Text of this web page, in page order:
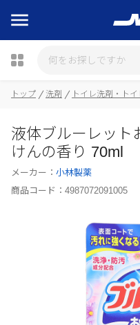
トップ 洗剤 トイレ洗剤・ト
液体ブルーレット
けんの香り 70ml
メーカー： 小林製薬
商品コード： 4987072091005